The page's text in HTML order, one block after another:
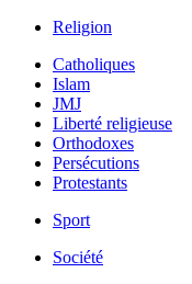
Religion
Catholiques
Islam
JMJ
Liberté religieuse
Orthodoxes
Persécutions
Protestants
Sport
Société